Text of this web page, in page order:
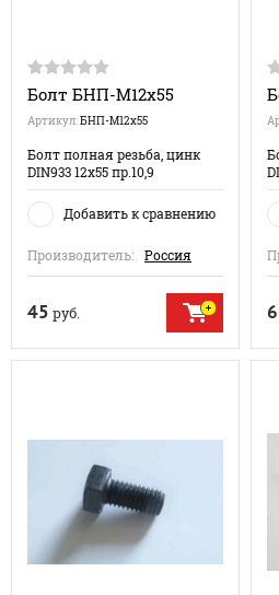
Болт БНП-М12х55
Артикул:БНП-М12х55
Болт полная резьба, цинк
DIN933 12х55 пр.10,9
Добавить к сравнению
Производитель: Россия
45 руб. 6